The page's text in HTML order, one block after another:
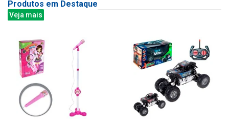
Produtos em Destaque
Veja mais